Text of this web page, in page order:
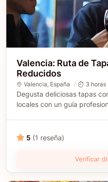
Valencia: Ruta de
Reducidos
Valencia, España 3 horas
Degusta deliciosas tapas
locales con un guía
5 (1 reseña)
Verificar